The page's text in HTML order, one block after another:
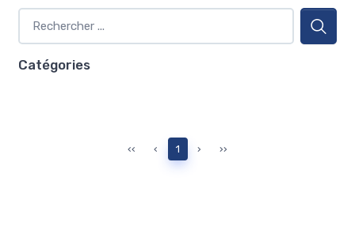
Catégories
‹‹ ‹ 1 › ››